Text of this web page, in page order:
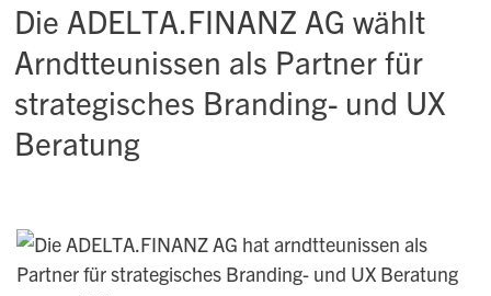
Die ADELTA.FINANZ AG wählt
Arndtteunissen als Partner für
strategisches Branding- und UX
Beratung